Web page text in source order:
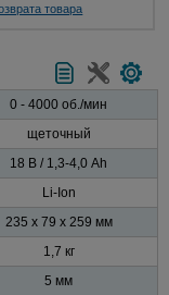
товара
0 - 4000 об./мин
щеточный
18 В / 1,3-4,0 Ah
Li-Ion
235 x 79 x 259 мм
1,7 кг
5 мм